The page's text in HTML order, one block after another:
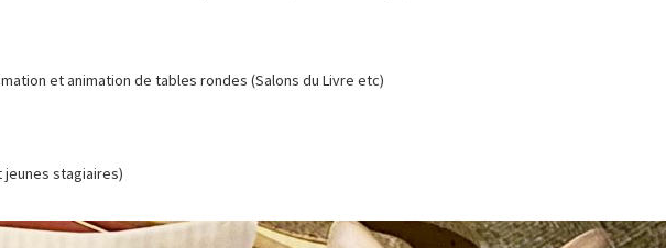
et animation de tables rondes (Salons du Livre etc)
jeunes stagiaires)